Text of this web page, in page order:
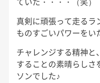
真剣に頑張って走るラ
ものすごいパワーをい
チャレンジする精神と
することの素晴らしさ
ソンでした♪